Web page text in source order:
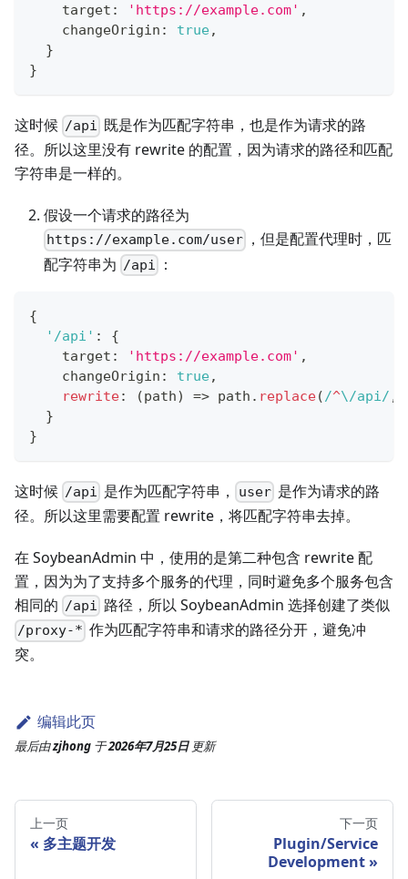
    target
: 'https://example.com' ,
    changeOrigin
: true,
}
}
这时候 /api 既是作为匹配字符串，也是作为请求的路
径。所以这里没有 rewrite 的配置，因为请求的路径和匹配
字符串是一样的。
假设一个请求的路径为
https://example.com/user ，但是配置代理时，匹
配字符串为 /api ：
{
'/api' :
{
    target
: 'https://example.com' ,
    changeOrigin
: true,
rewrite: (path) => path . replace(/^\/api/ ,
}
}
这时候 /api 是作为匹配字符串， user是作为请求的路
径。所以这里需要配置 rewrite，将匹配字符串去掉。
在 SoybeanAdmin 中，使用的是第二种包含 rewrite 配
置，因为为了支持多个服务的代理，同时避免多个服务包含
相同的 /api 路径，所以 SoybeanAdmin 选择创建了类似
/proxy-* 作为匹配字符串和请求的路径分开，避免冲
突。
编辑此页
最后由zjhong 于2026年7月25日 更新
上一页
多主题开发
下一页
Plugin/Service
Development